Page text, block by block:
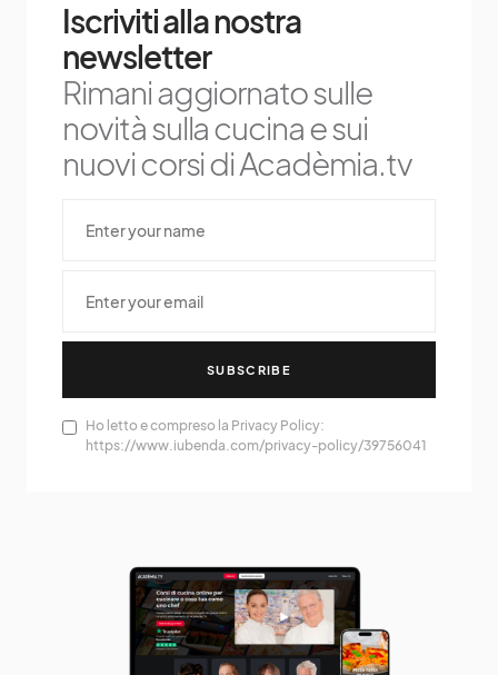
Iscriviti alla nostra
newsletter
Rimani aggiornato sulle
novità sulla cucina e sui
nuovi corsi di Acadèmia.tv
SUBSCRIBE
Ho letto e compreso la Privacy Policy:
https://www.iubenda.com/privacy-policy/39756041